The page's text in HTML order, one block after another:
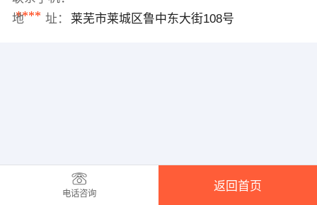
****
地 址： 莱芜市莱城区鲁中东大街108号
电话咨询
返回首页